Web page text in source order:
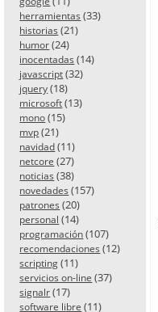
herramientas (33)
historias (21)
humor (24)
inocentadas (14)
javascript (32)
jquery (18)
microsoft (13)
mono (15)
mvp (21)
navidad (11)
netcore (27)
noticias (38)
novedades (157)
patrones (20)
personal (14)
programación (107)
recomendaciones (12)
scripting (11)
servicios on-line (37)
signalr (17)
software libre (11)